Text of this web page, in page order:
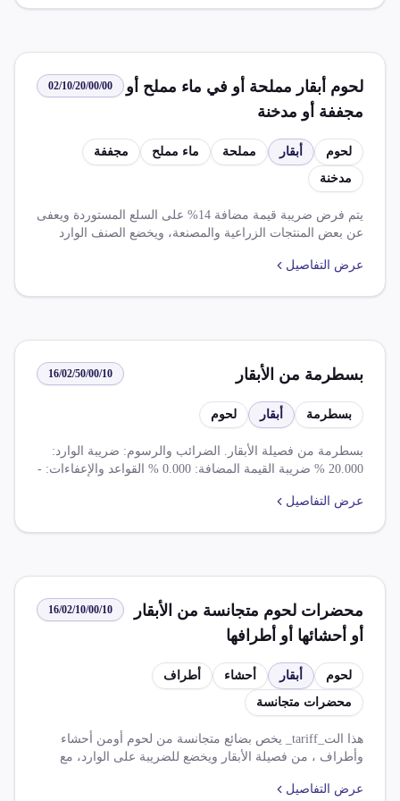
يــرد بجمرك أسوان طبقا بروتوكول تبادل تجارى بين مصر
لحوم أبقار مملحة أو في ماء مملح أو
مجففة أو مدخنة
02/10/20/00/00
لحوم أبقار مملحة ماء مملح
مجففة
مدخنة
يتم فرض ضريبة قيمة مضافة 14% على السلع المستوردة ويعفى
عن بعض المنتجات الزراعية والمصنعة، ويخضع الصنف الوارد
عرض التفاصيل
بسطرمة من الأبقار 16/02/50/00/10
بسطرمة أبقار لحوم
بسطرمة من فصيلة الأبقار. الضرائب والرسوم: ضريبة الوارد:
20.000 % ضريبة القيمة المضافة: 0.000 % القواعد والإعفاءات: -
للخدمات البيطرية وسلامة الغذاء. - يخضع الصنف الوارد منشأ
مُرشّح للمنطقة الحرة إلا بحصص لكل مستورد يحددها الجهاز
مكوناتها أي زيوت مأخوذة من حبوب تم معاملتها بالهندسة
الوراثية. - يحظر استيراد اللحوم المصنعة الواردة من أمريكا من
منتجات شركة BEEF AMERICA CO-IBP COrp.
عرض التفاصيل
محضرات لحوم متجانسة من الأبقار
أو أحشائها أو أطرافها
16/02/10/00/10
لحوم أبقار أحشاء
أطراف
محضرات متجانسة
هذا الت_tariff_ يخص بضائع متجانسة من لحوم أومن أحشاء
وأطراف ، من فصيلة الأبقار ويخضع للضريبة على الوارد، مع
الافريقية القارية
عرض التفاصيل